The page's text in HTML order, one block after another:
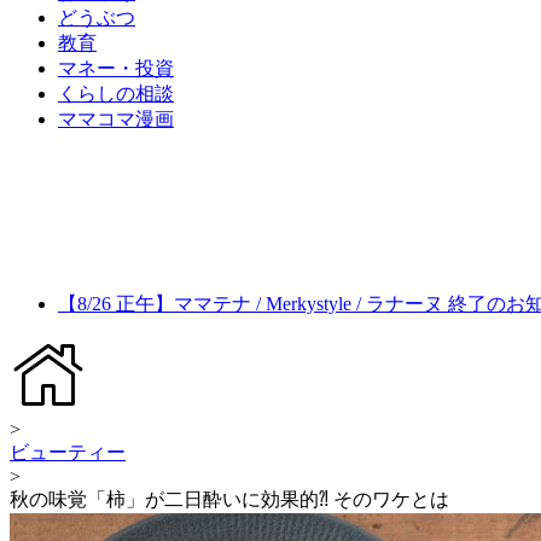
どうぶつ
教育
マネー・投資
くらしの相談
ママコマ漫画
【8/26 正午】ママテナ / Merkystyle / ラナーヌ 終了のお
>
ビューティー
>
秋の味覚「柿」が二日酔いに効果的⁈ そのワケとは